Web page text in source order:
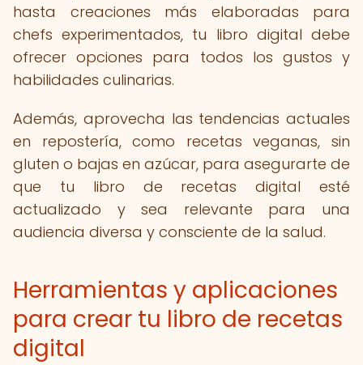
hasta creaciones más elaboradas para
chefs experimentados, tu libro digital debe
ofrecer opciones para todos los gustos y
habilidades culinarias.
Además, aprovecha las tendencias actuales
en repostería, como recetas veganas, sin
gluten o bajas en azúcar, para asegurarte de
que tu libro de recetas digital esté
actualizado y sea relevante para una
audiencia diversa y consciente de la salud.
Herramientas y aplicaciones
para crear tu libro de recetas
digital